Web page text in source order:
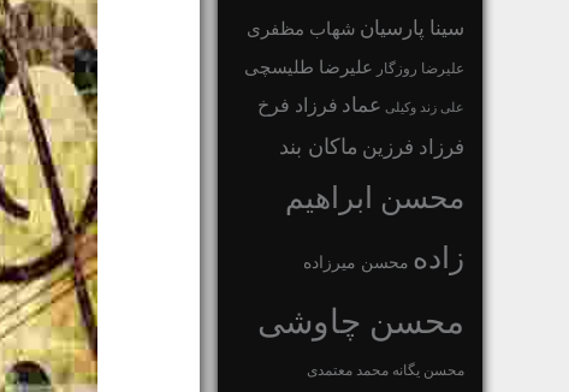
سینا پارسیان شهاب مظفری
علیرضا روزگار علیرضا طلیسچی
علی زند وکیلی عماد فرزاد فرخ
فرزاد فرزین ماکان بند
محسن ابراهیم
زاده محسن میرزاده
محسن چاوشی
محسن یگانه محمد معتمدی